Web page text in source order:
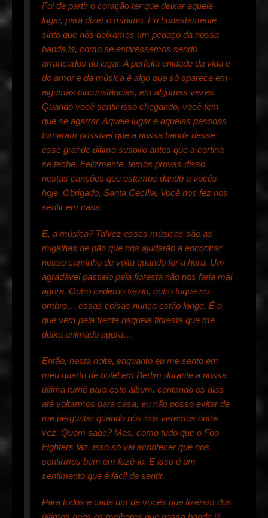
Foi de partir o coração ter que deixar aquele
lugar, para dizer o mínimo. Eu honestamente
sinto que nós deixamos um pedaço da nossa
banda lá, como se estivéssemos sendo
arrancados do lugar. A perfeita unidade da vida e
do amor e da música é algo que só aparece em
algumas circunstâncias, em algumas vezes.
Quando você sentir isso chegando, você tem
que se agarrar. Aquele lugar e aquelas pessoas
tornaram possível que a nossa banda desse
esse grande último suspiro antes que a cortina
se feche. Felizmente, temos provas disso
nestas canções que estamos dando a vocês
hoje. Obrigado, Santa Cecília. Você nos fez nos
sentir em casa.
E, a música? Talvez essas músicas são as
migalhas de pão que nos ajudarão a encontrar
nosso caminho de volta quando for a hora. Um
agradável passeio pela floresta não nos faria mal
agora. Outro caderno vazio, outro toque no
ombro… essas coisas nunca estão longe. É o
que vem pela frente naquela floresta que me
deixa animado agora…
Então, nesta noite, enquanto eu me sento em
meu quarto de hotel em Berlim durante a nossa
última turnê para este álbum, contando os dias
até voltarmos para casa, eu não posso evitar de
me perguntar quando nós nos veremos outra
vez. Quem sabe? Mas, como tudo que o Foo
Fighters faz, isso só vai acontecer que nos
sentirmos bem em fazê-lo. E isso é um
sentimento que é fácil de sentir.
Para todos e cada um de vocês que fizeram dos